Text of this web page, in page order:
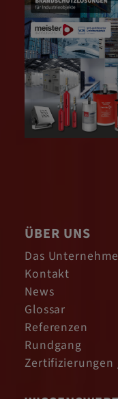
ÜBER UNS
Das
Kontakt
News
Glossar
Referenzen
Rundgang
Zertifizierungen